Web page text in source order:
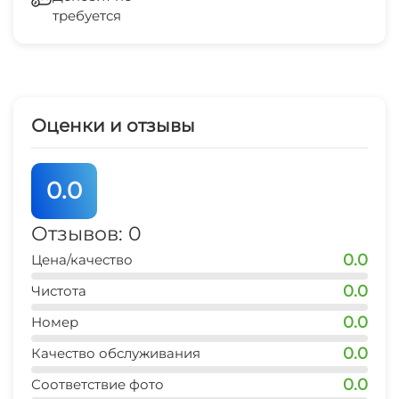
рынок
10 мин
5 мин
аптека
центр
Зеленый двор
требуется
Оценки и отзывы
0.0
Отзывов: 0
Цена/качество 0.0
Чистота 0.0
Номер 0.0
Качество обслуживания 0.0
Соответствие фото 0.0